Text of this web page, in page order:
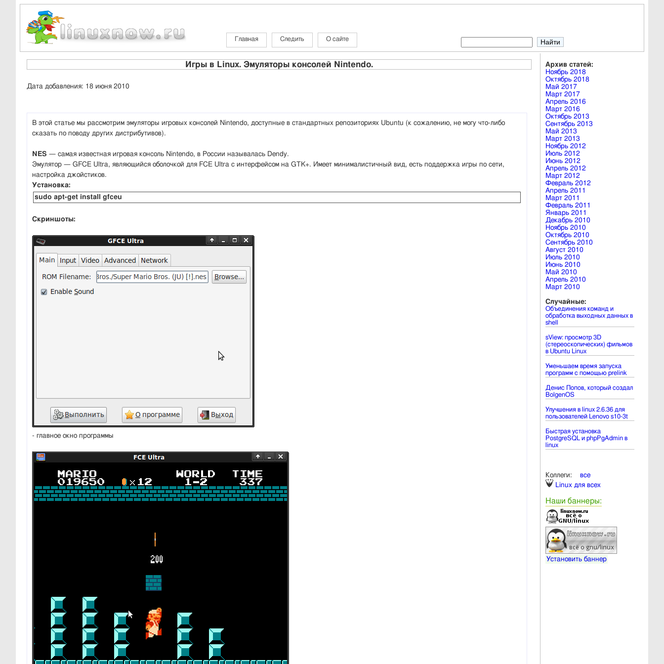
Главная Следить О сайте
Игры в Linux. Эмуляторы консолей Nintendo.
Дата добавления: 18 июня 2010
В этой статье мы рассмотрим эмуляторы игровых консолей Nintendo, доступные в стандартных репозиториях Ubuntu (к сожалению, не могу что-либо
сказать по поводу других дистрибутивов).
NES — самая известная игровая консоль Nintendo, в России называлась Dendy.
Эмулятор — GFCE Ultra, являющийся оболочкой для FCE Ultra с интерфейсом на GTK+. Имеет минималистичный вид, есть поддержка игры по сети,
настройка джойстиков.
Установка:
sudo apt-get install gfceu
Скриншоты:
- главное окно программы
Архив статей:
Ноябрь 2018
Октябрь 2018
Май 2017
Март 2017
Апрель 2016
Март 2016
Октябрь 2013
Сентябрь 2013
Май 2013
Март 2013
Ноябрь 2012
Июль 2012
Июнь 2012
Апрель 2012
Март 2012
Февраль 2012
Апрель 2011
Март 2011
Февраль 2011
Январь 2011
Декабрь 2010
Ноябрь 2010
Октябрь 2010
Сентябрь 2010
Август 2010
Июль 2010
Июнь 2010
Май 2010
Апрель 2010
Март 2010
Случайные:
Объединения команд и
обработка выходных данных в
shell
sView: просмотр 3D
(стереоскопических) фильмов
в Ubuntu Linux
Уменьшаем время запуска
программ с помощью prelink
Денис Попов, который создал
BolgenOS
Улучшения в linux 2.6.36 для
пользователей Lenovo s10-3t
Быстрая установка
PostgreSQL и phpPgAdmin в
linux
Коллеги: все
Linux для всех
Наши баннеры:
Установить баннер